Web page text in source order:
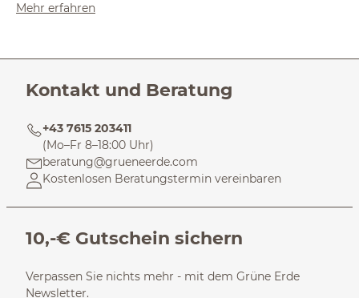
Mehr erfahren
Kontakt und Beratung
+43 7615 203411
(Mo–Fr 8–18:00 Uhr)
beratung@grueneerde.com
Kostenlosen Beratungstermin vereinbaren
10,-€ Gutschein sichern
Verpassen Sie nichts mehr - mit dem Grüne Erde
Newsletter.